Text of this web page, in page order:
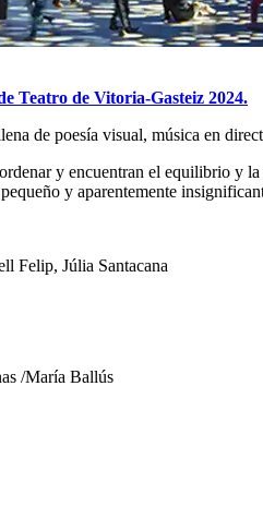
Teatro de Vitoria-Gasteiz 2024.
de poesía visual, música en
y encuentran el equilibrio y
y aparentemente
Felip, Júlia Santacana
/María Ballús